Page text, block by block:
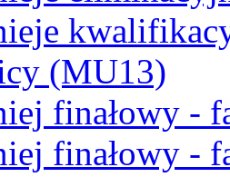
(MU13)
finałowy -
finałowy -